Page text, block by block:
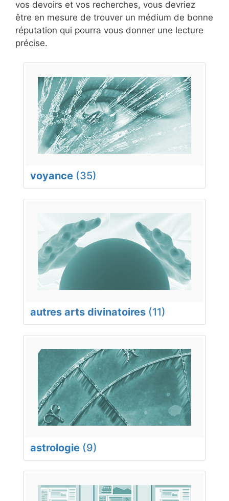
vos devoirs et vos recherches, vous devriez
être en mesure de trouver un médium de bonne
réputation qui pourra vous donner une lecture
précise.
voyance (35)
autres arts divinatoires (11)
astrologie (9)